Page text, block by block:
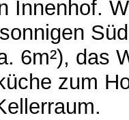
Innenhof.
6m²), das
zum